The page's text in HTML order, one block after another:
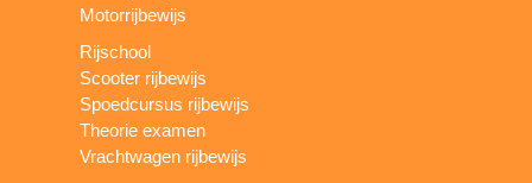
Motorrijbewijs
Rijschool
Scooter rijbewijs
Spoedcursus rijbewijs
Theorie examen
Vrachtwagen rijbewijs